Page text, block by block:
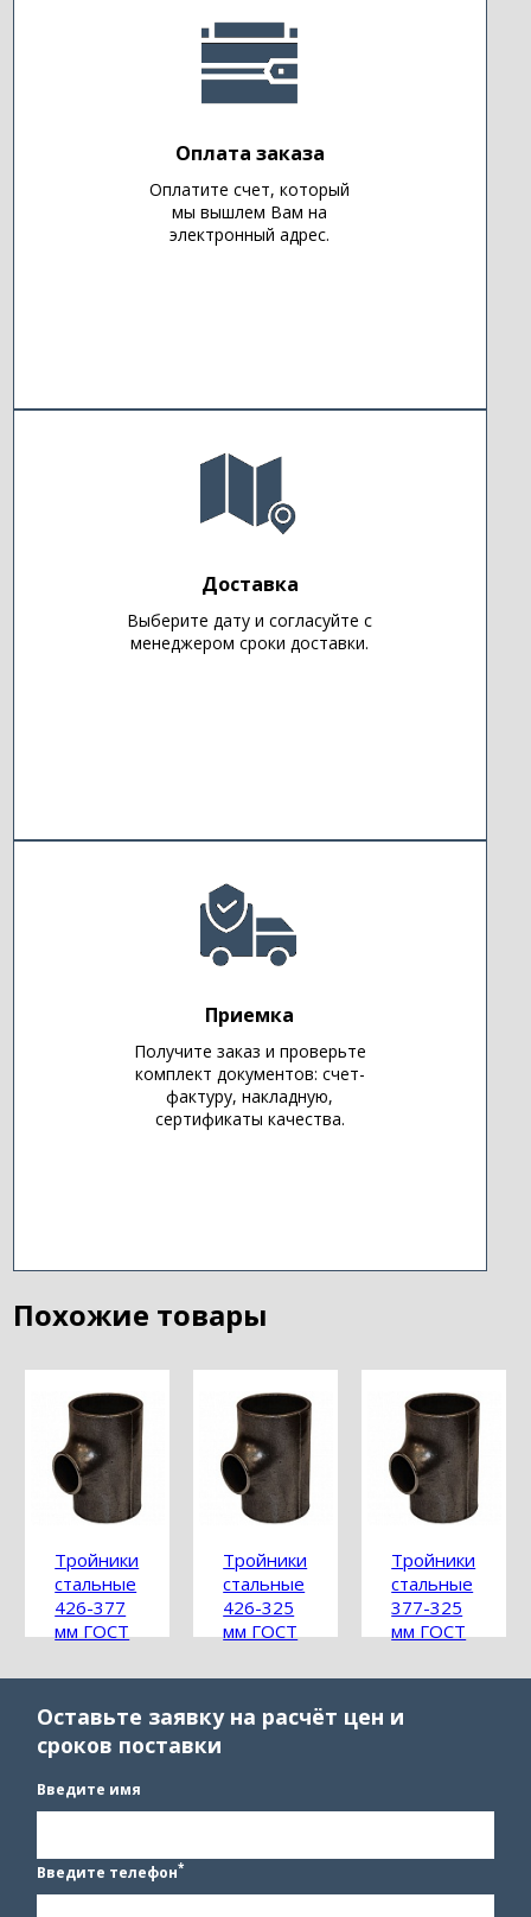
Оплата заказа
Оплатите счет, который
мы вышлем Вам на
электронный адрес.
Доставка
Выберите дату и согласуйте с
менеджером сроки доставки.
Приемка
Получите заказ и проверьте
комплект документов: счет-
фактуру, накладную,
сертификаты качества.
Похожие товары
Тройники
стальные
426-377
мм ГОСТ
2001
Тройники
стальные
426-325
мм ГОСТ
2001
Тройники
стальные
377-325
мм ГОСТ
2001
Оставьте заявку на расчёт цен и
сроков поставки
Введите имя
Введите телефон*